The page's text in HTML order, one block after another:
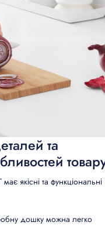
та
якісні та функціональні
дошку можна легко